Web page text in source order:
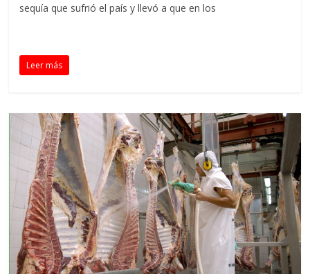
sequía que sufrió el país y llevó a que en los
Leer más